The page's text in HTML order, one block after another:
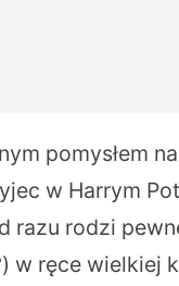
pomysłem
w Harrym
razu rodzi
w ręce wielkiej